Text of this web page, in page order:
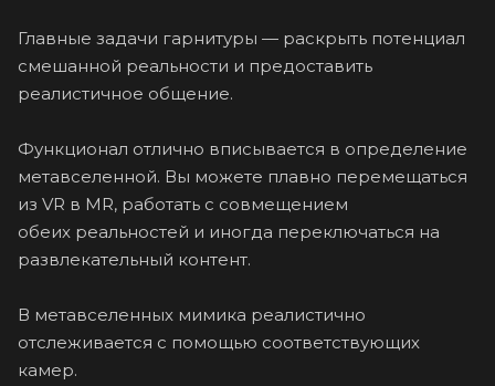
Главные задачи гарнитуры — раскрыть потенциал
смешанной реальности и предоставить
реалистичное общение.
Функционал отлично вписывается в определение
метавселенной. Вы можете плавно перемещаться
из VR в MR, работать с совмещением
обеих реальностей и иногда переключаться на
развлекательный контент.
В метавселенных мимика реалистично
отслеживается с помощью соответствующих
камер.